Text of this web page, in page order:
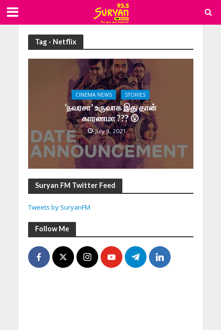
Tag - Netflix
CINEMA NEWS STORIES
‘நவரசா’ உருவாக இது தான்
காரணமா ??? 😮
July 9, 2021
Suryan FM Twitter Feed
Tweets by SuryanFM
Follow Me